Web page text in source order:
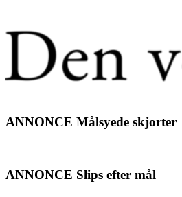
ANNONCE Målsyede skjorter
ANNONCE Slips efter mål